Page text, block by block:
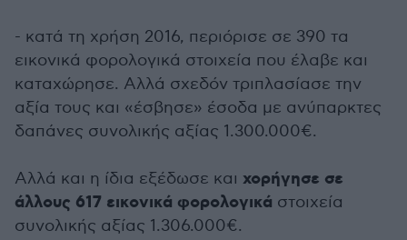
- κατά τη χρήση 2016, περιόρισε σε 390 τα
εικονικά φορολογικά στοιχεία που έλαβε και
καταχώρησε. Αλλά σχεδόν τριπλασίασε την
αξία τους και «έσβησε» έσοδα με ανύπαρκτες
δαπάνες συνολικής αξίας 1.300.000€.
Αλλά και η ίδια εξέδωσε και χορήγησε σε
άλλους 617 εικονικά φορολογικά στοιχεία
συνολικής αξίας 1.306.000€.